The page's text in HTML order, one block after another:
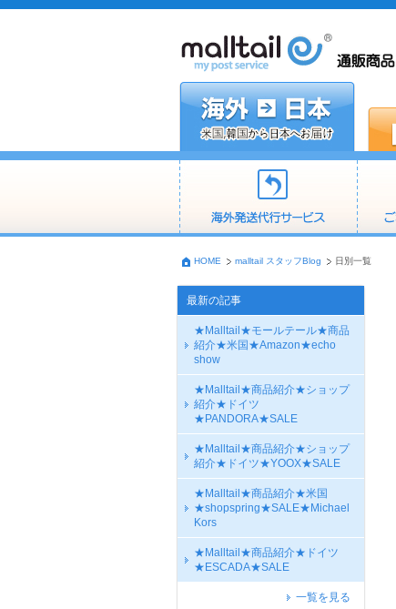
HOME malltail スタッフBlog 日別一覧
最新の記事
★Malltail★モールテール★商品
紹介★米国★Amazon★echo
show
★Malltail★商品紹介★ショップ
紹介★ドイツ
★PANDORA★SALE
★Malltail★商品紹介★ショップ
紹介★ドイツ★YOOX★SALE
★Malltail★商品紹介★米国
★shopspring★SALE★Michael
Kors
★Malltail★商品紹介★ドイツ
★ESCADA★SALE
一覧を見る